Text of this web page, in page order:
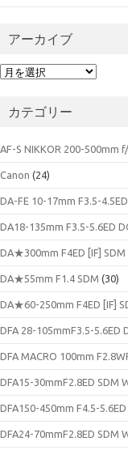
アーカイブ
ア
イカテゴリー
AF-S NIKKOR 200-500mm
Canon (24)
DA-FE 10-17mm F3.5-4.5ED
DA18-135mm F3.5-5.6ED
DA★300mm F4ED [IF] SDM
DA★55mm F1.4 SDM (30)
DA★60-250mm F4ED [IF]
DFA 28-105mmF3.5-5.6ED
DFA MACRO 100mm
DFA15-30mmF2.8ED SDM
DFA150-450mm F4.5-5.6ED
DFA24-70mmF2.8ED SDM